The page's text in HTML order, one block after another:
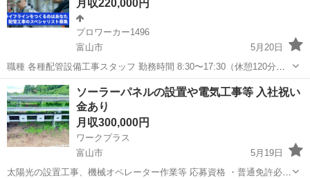
月収220,000円
プロワーカー1496
富山市
5月20日
職種 各種配管設備工事スタッフ 勤務時間 8:30〜17:30（休憩120分）
※実働8時間 仕事内容 工場や企業等のＬＰガスプラントの設計・施工
が主なお仕事になります。 また、それに伴う各種配管設備工...
富山 富山市 未経験
ソーラーパネルの設置や電気工事等 入社祝い
金あり
月収300,000円
ワークプラス
富山市
5月19日
太陽光の設置工事、機械オペレーター作業等 応募資格 ・普通免許必須